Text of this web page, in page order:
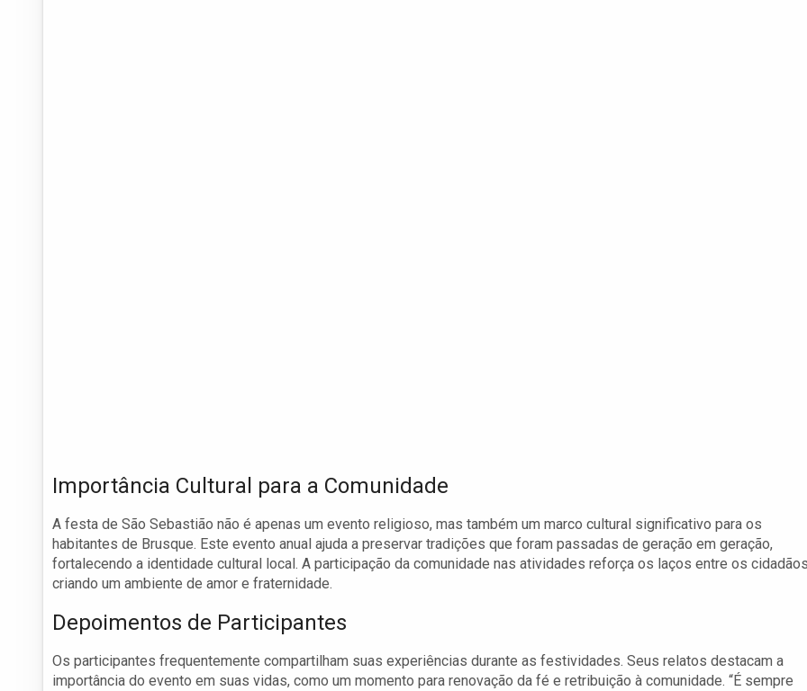
Importância Cultural para a Comunidade
A festa de São Sebastião não é apenas um evento religioso, mas também um marco cultural significativo para os
habitantes de Brusque. Este evento anual ajuda a preservar tradições que foram passadas de geração em geração,
fortalecendo a identidade cultural local. A participação da comunidade nas atividades reforça os laços entre os
criando um ambiente de amor e fraternidade.
Depoimentos de Participantes
Os participantes frequentemente compartilham suas experiências durante as festividades. Seus relatos destacam a
importância do evento em suas vidas, como um momento para renovação da fé e retribuição à comunidade. “É sempre